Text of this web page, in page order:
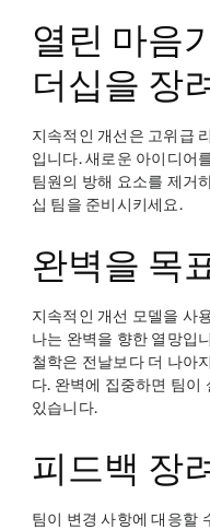
열린 마음
더십을 장
지속적인 개선은 고위급
입니다. 새로운 아이디어
팀원의 방해 요소를 제거
십 팀을 준비시키세요.
완벽을 목
지속적인 개선 모델을 사
나는 완벽을 향한 열망입
철학은 전날보다 더 나아
다. 완벽에 집중하면 팀이
있습니다.
피드백 장
팀이 변경 사항에 대응할